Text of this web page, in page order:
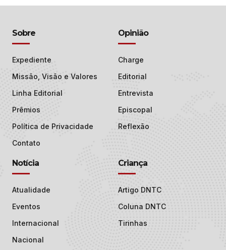
Sobre
Expediente
Missão, Visão e Valores
Linha Editorial
Prêmios
Política de Privacidade
Contato
Opinião
Charge
Editorial
Entrevista
Episcopal
Reflexão
Notícia
Atualidade
Eventos
Internacional
Nacional
Criança
Artigo DNTC
Coluna DNTC
Tirinhas